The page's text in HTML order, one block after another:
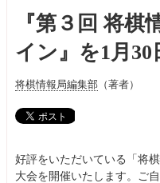
『第３回 将棋
イン』を1月30
将棋情報局編集部 （著者）
好評をいただいている「将
大会を開催いたします。ご